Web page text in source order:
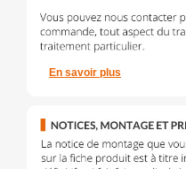
En savoir plus